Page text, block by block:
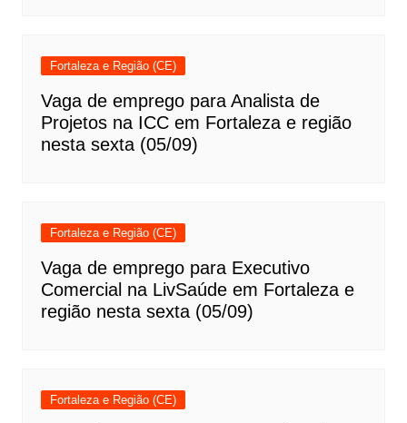
Fortaleza e Região (CE)
Vaga de emprego para Analista de
Projetos na ICC em Fortaleza e região
nesta sexta (05/09)
Fortaleza e Região (CE)
Vaga de emprego para Executivo
Comercial na LivSaúde em Fortaleza e
região nesta sexta (05/09)
Fortaleza e Região (CE)